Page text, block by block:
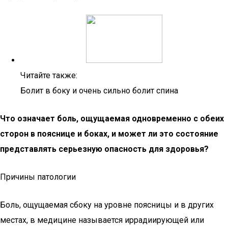
Читайте также:
Болит в боку и очень сильно болит спина
Что означает боль, ощущаемая одновременно с обеих
сторон в пояснице и боках, и может ли это состояние
представлять серьезную опасность для здоровья?
Причины патологии
Боль, ощущаемая сбоку на уровне поясницы и в других
местах, в медицине называется иррадиирующей или